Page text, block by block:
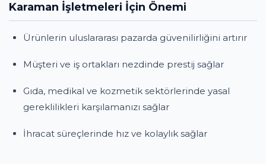
Karaman İşletmeleri İçin Önemi
Ürünlerin uluslararası pazarda güvenilirliğini artırır
Müşteri ve iş ortakları nezdinde prestij sağlar
Gıda, medikal ve kozmetik sektörlerinde yasal
gereklilikleri karşılamanızı sağlar
İhracat süreçlerinde hız ve kolaylık sağlar